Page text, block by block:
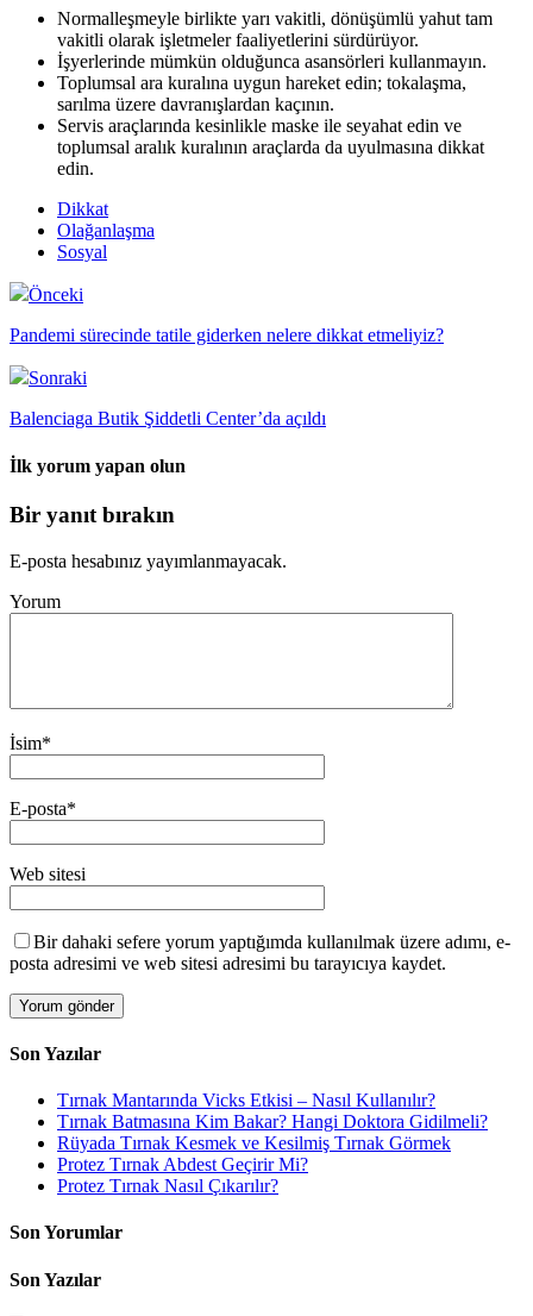
Normalleşmeyle birlikte yarı vakitli, dönüşümlü yahut tam
vakitli olarak işletmeler faaliyetlerini sürdürüyor.
İşyerlerinde mümkün olduğunca asansörleri kullanmayın.
Toplumsal ara kuralına uygun hareket edin; tokalaşma,
sarılma üzere davranışlardan kaçının.
Servis araçlarında kesinlikle maske ile seyahat edin ve
toplumsal aralık kuralının araçlarda da uyulmasına dikkat
edin.
Dikkat
Olağanlaşma
Sosyal
Önceki
Pandemi sürecinde tatile giderken nelere dikkat etmeliyiz?
Sonraki
Balenciaga Butik Şiddetli Center’da açıldı
İlk yorum yapan olun
Bir yanıt bırakın
E-posta hesabınız yayımlanmayacak.
Yorum
İsim*
E-posta*
Web sitesi
Bir dahaki sefere yorum yaptığımda kullanılmak üzere adımı, e-
posta adresimi ve web sitesi adresimi bu tarayıcıya kaydet.
Son Yazılar
Tırnak Mantarında Vicks Etkisi – Nasıl Kullanılır?
Tırnak Batmasına Kim Bakar? Hangi Doktora Gidilmeli?
Rüyada Tırnak Kesmek ve Kesilmiş Tırnak Görmek
Protez Tırnak Abdest Geçirir Mi?
Protez Tırnak Nasıl Çıkarılır?
Son Yorumlar
Son Yazılar